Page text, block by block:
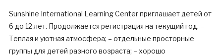
Sunshine International Learning Center приглашает детей от
6 до 12 лет. Продолжается регистрация на текущий год. –
Теплая и уютная атмосфера; – отдельные просторные
группы для детей разного возраста; – хорошо